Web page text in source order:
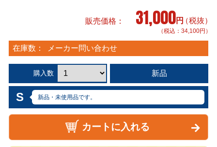
販売価格 31,000円（税抜）
（税込：34,100円）
在庫数： メーカー問い合わせ
購入数 新品
S 新品・未使用品です。
カートに入れる